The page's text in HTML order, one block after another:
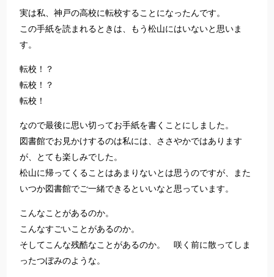
実は私、神戸の高校に転校することになったんです。
この手紙を読まれるときは、もう松山にはいないと思いま
す。
転校！？
転校！？
転校！
なので最後に思い切ってお手紙を書くことにしました。
図書館でお見かけするのは私には、ささやかではあります
が、とても楽しみでした。
松山に帰ってくることはあまりないとは思うのですが、また
いつか図書館でご一緒できるといいなと思っています。
こんなことがあるのか。
こんなすごいことがあるのか。
そしてこんな残酷なことがあるのか。 咲く前に散ってしま
ったつぼみのような。